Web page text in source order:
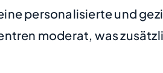
personalisierte und
moderat, was